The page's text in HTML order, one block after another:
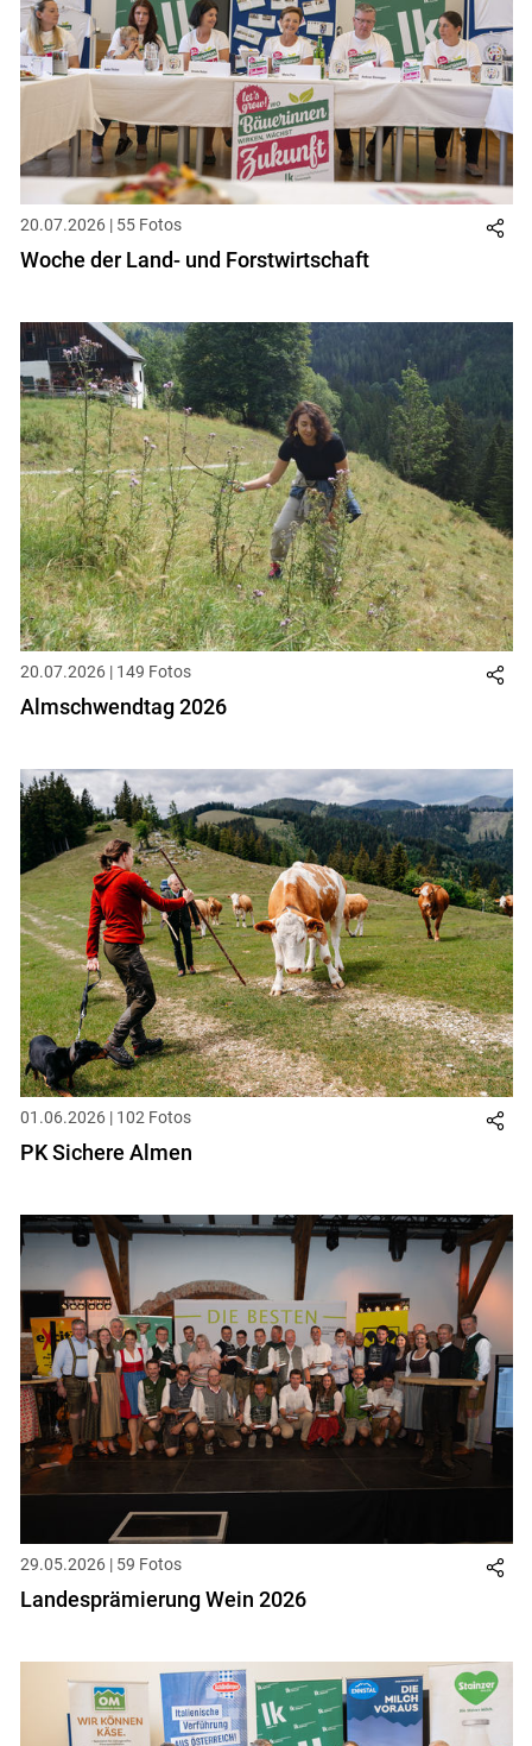
Skip to main content
20.07.2026 | 55 Fotos
Woche der Land- und Forstwirtschaft
20.07.2026 | 149 Fotos
Almschwendtag 2026
01.06.2026 | 102 Fotos
PK Sichere Almen
29.05.2026 | 59 Fotos
Landesprämierung Wein 2026